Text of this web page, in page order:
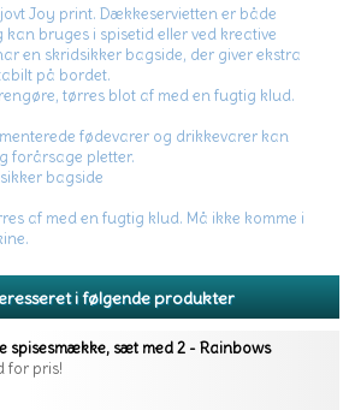
Joy print. Dækkeservietten er både
bruges i spisetid eller ved kreative
en skridsikker bagside, der giver ekstra
på bordet.
tørres blot af med en fugtig klud.
fødevarer og drikkevarer kan
forårsage pletter.
bagside
af med en fugtig klud. Må ikke komme i
i følgende produkter
spisesmække, sæt med 2 - Rainbows
for pris!